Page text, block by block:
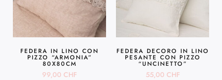
FEDERA IN LINO CON
PIZZO “ARMONIA”
80X80CM
99,00 CHF
FEDERA DECORO IN LINO
PESANTE CON PIZZO
“UNCINETTO”
55,00 CHF